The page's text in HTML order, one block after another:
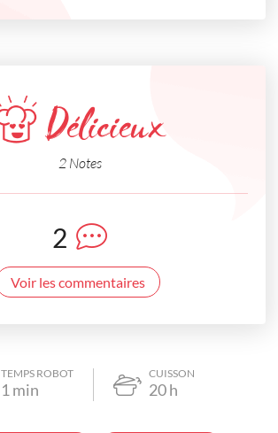
Délicieux
2 Notes
2
Voir les commentaires
TEMPS ROBOT
1 min
CUISSON
20h